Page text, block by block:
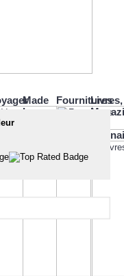
Made
In
Fournitures
Livres,